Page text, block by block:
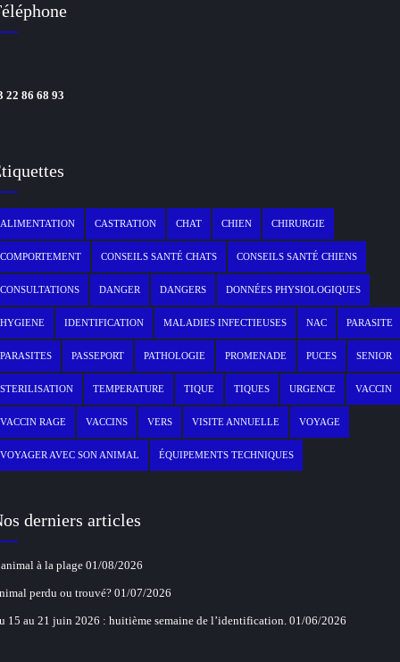
22 86 68 93
ALIMENTATION CASTRATION CHAT CHIEN CHIRURGIE
COMPORTEMENT CONSEILS SANTÉ CHATS CONSEILS SANTÉ CHIENS
CONSULTATIONS DANGER DANGERS DONNÉES PHYSIOLOGIQUES
HYGIENE IDENTIFICATION MALADIES INFECTIEUSES NAC PARASITE
PARASITES PASSEPORT PATHOLOGIE PROMENADE PUCES SENIOR
STERILISATION TEMPERATURE TIQUE TIQUES URGENCE VACCIN
VACCIN RAGE VACCINS VERS VISITE ANNUELLE VOYAGE
VOYAGER AVEC SON ANIMAL ÉQUIPEMENTS TECHNIQUES
derniers articles
à la plage 01/08/2026
perdu ou trouvé? 01/07/2026
15 au 21 juin 2026 : huitième semaine de l’identification. 01/06/2026